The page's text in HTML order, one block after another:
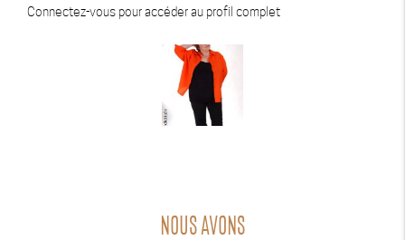
Connectez-vous pour accéder au profil complet
NOUS AVONS